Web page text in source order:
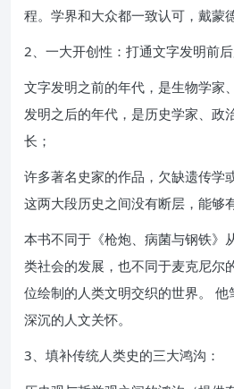
程。学界和大众都一致认可，戴蒙
2、一大开创性：打通文字发明前后
文字发明之前的年代，是生物学家
发明之后的年代，是历史学家、政
长；
许多著名史家的作品，欠缺遗传学
这两大段历史之间没有断层，能够
本书不同于《枪炮、病菌与钢铁》
类社会的发展，也不同于麦克尼尔
位绘制的人类文明交织的世界。
深沉的人文关怀。
3、填补传统人类史的三大鸿沟：